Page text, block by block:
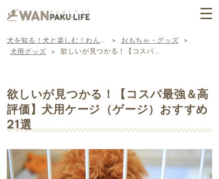
犬を知る！犬と楽しむ！わんぱくライフ > おもちゃ・グッズ
>
犬用グッズ
> 欲しいが見つかる！【コスパ最強＆高評価】犬用ケージ（ゲージ）おすすめ21選
欲しいが見つかる！【コスパ最強＆高
評価】犬用ケージ（ゲージ）おすすめ
21選